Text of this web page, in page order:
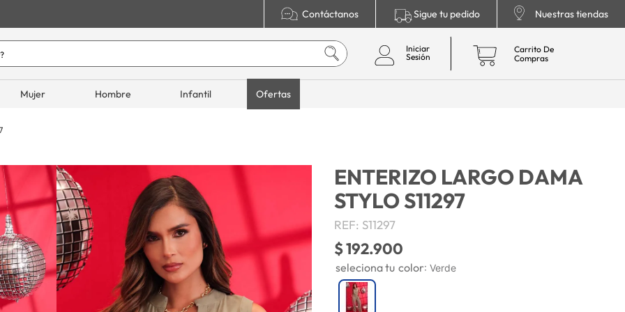
Contáctanos Sigue tu pedido Nuestras tiendas
hoy?
Mujer Hombre Infantil Ofertas
ENTERIZO LARGO DAMA
STYLO S11297
REF: S11297
$192.900
color: Verde